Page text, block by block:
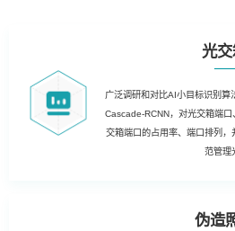
光
广泛调研和对比AI小目标识别算
Cascade-RCNN，对光交箱端
交箱端口的占用率、端口排列
范管理
伪造